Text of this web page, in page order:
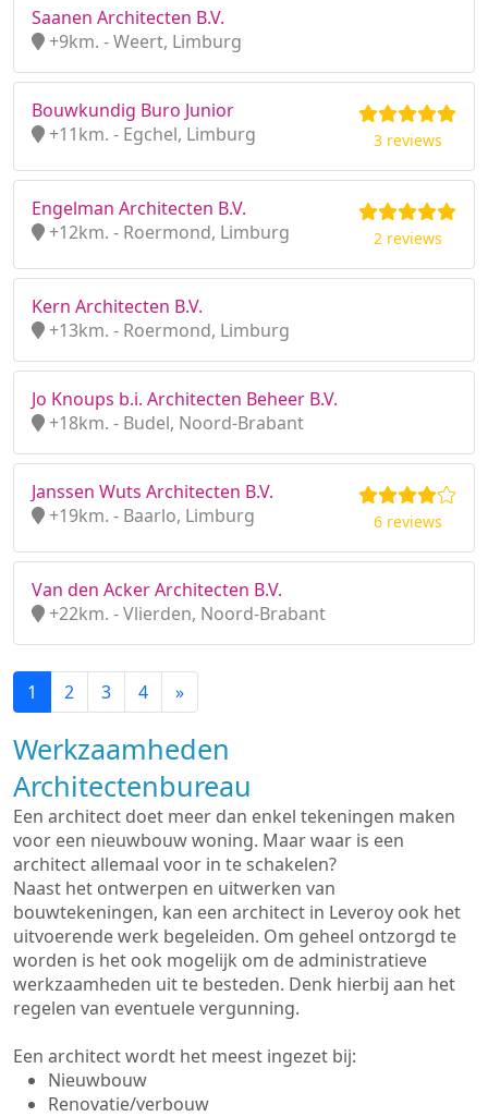
Saanen Architecten B.V.
+9km. - Weert, Limburg
Bouwkundig Buro Junior
+11km. - Egchel, Limburg
3 reviews
Engelman Architecten B.V.
+12km. - Roermond, Limburg
2 reviews
Kern Architecten B.V.
+13km. - Roermond, Limburg
Jo Knoups b.i. Architecten Beheer B.V.
+18km. - Budel, Noord-Brabant
Janssen Wuts Architecten B.V.
+19km. - Baarlo, Limburg
6 reviews
Van den Acker Architecten B.V.
+22km. - Vlierden, Noord-Brabant
1 2 3 4 »
Werkzaamheden
Architectenbureau
Een architect doet meer dan enkel tekeningen maken
voor een nieuwbouw woning. Maar waar is een
architect allemaal voor in te schakelen?
Naast het ontwerpen en uitwerken van
bouwtekeningen, kan een architect in Leveroy ook het
uitvoerende werk begeleiden. Om geheel ontzorgd te
worden is het ook mogelijk om de administratieve
werkzaamheden uit te besteden. Denk hierbij aan het
regelen van eventuele vergunning.
Een architect wordt het meest ingezet bij:
Nieuwbouw
Renovatie/verbouw